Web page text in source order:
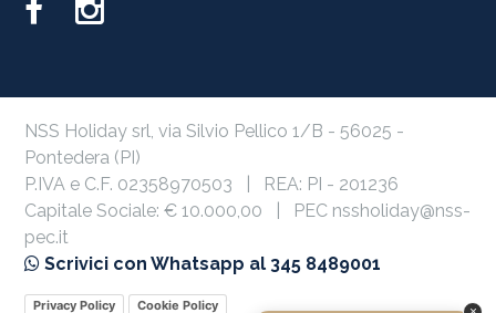
NSS Holiday srl, via Silvio Pellico 1/B - 56025 -
Pontedera (PI)
P.IVA e C.F. 02358970503 | REA: PI - 201236
Capitale Sociale: € 10.000,00 | PEC nssholiday@nss-
pec.it
Scrivici con Whatsapp al 345 8489001
Privacy Policy Cookie Policy